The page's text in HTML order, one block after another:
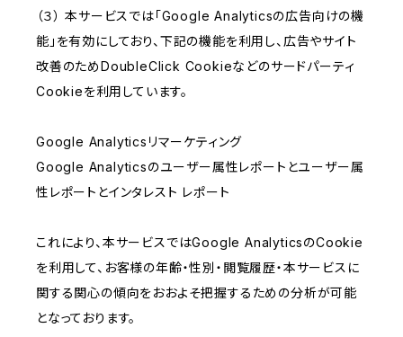
（３） 本サービスでは「Google Analyticsの広告向けの機
能」を有効にしており、下記の機能を利用し、広告やサイト
改善のためDoubleClick Cookieなどのサードパーティ
Cookieを利用しています。
Google Analyticsリマーケティング
Google Analyticsのユーザー属性レポートとユーザー属
性レポートとインタレスト レポート
これにより、本サービスではGoogle AnalyticsのCookie
を利用して、お客様の年齢・性別・閲覧履歴・本サービスに
関する関心の傾向をおおよそ把握するための分析が可能
となっております。